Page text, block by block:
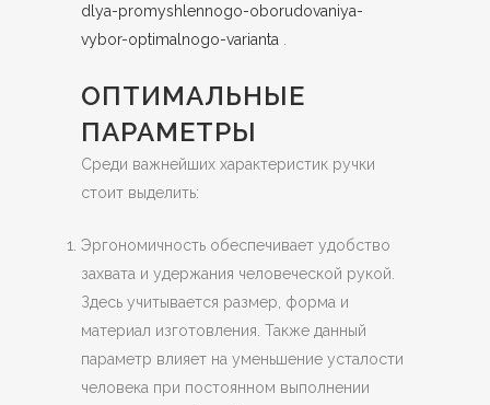
dlya-promyshlennogo-oborudovaniya-
vybor-optimalnogo-varianta
ОПТИМАЛЬНЫЕ
ПАРАМЕТРЫ
Среди важнейших характеристик ручки
стоит выделить:
Эргономичность обеспечивает удобство
захвата и удержания человеческой рукой.
Здесь учитывается размер, форма и
материал изготовления. Также данный
параметр влияет на уменьшение усталости
человека при постоянном выполнении